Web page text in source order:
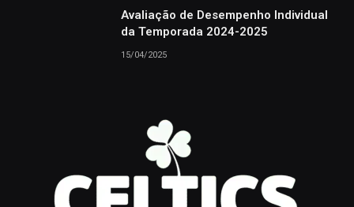
Avaliação de Desempenho Individual
da Temporada 2024-2025
15/04/2025